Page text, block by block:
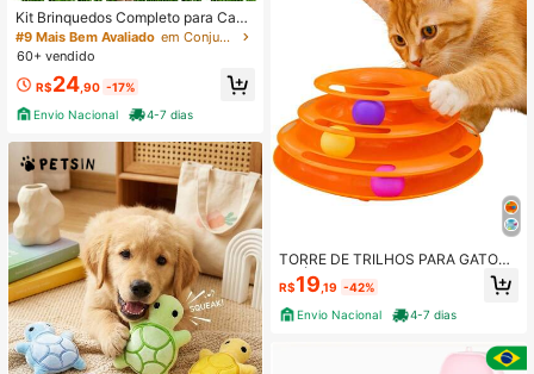
Kit Brinquedos Completo para Cach
orro 4 peças – Bola Osso Mordedor
Argola Pet Resistente Interativo
#9 Mais Bem Avaliado
em Conjuntos de brinquedos para animais de estimaç
60+ vendido
R$24,90 -17%
Envio Nacional
4-7 dias
TORRE DE TRILHOS PARA GATOS
3 NÍVEIS Brinquedo Interativo Pet c
om 3 Bolinhas
R$19 ,19 -42%
Envio Nacional
4-7 dias